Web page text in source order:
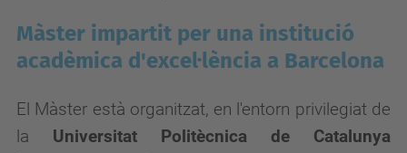
Màster impartit per una institució
acadèmica d'excel·lència a Barcelona
El Màster està organitzat, en l'entorn privilegiat de
la Universitat Politècnica de Catalunya